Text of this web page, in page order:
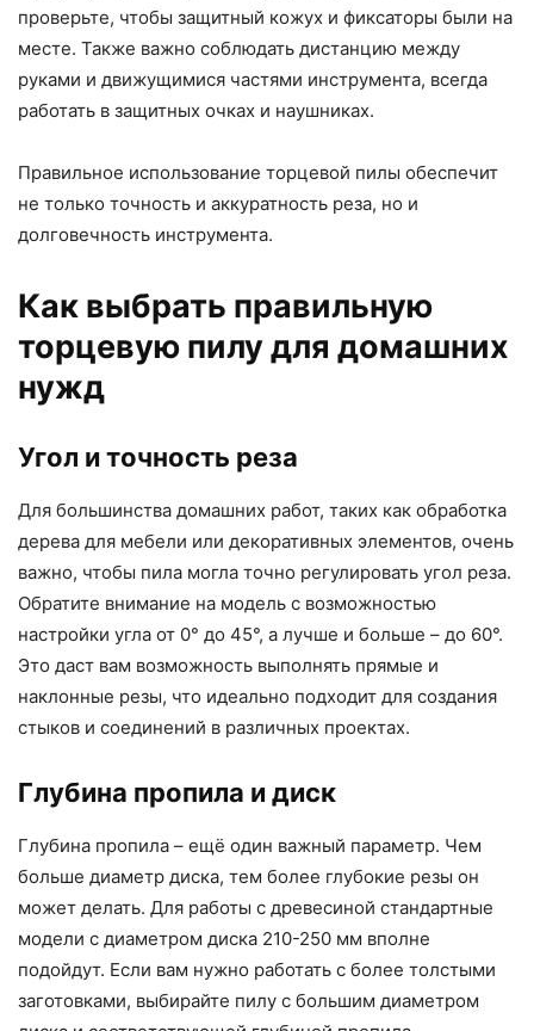
проверьте, чтобы защитный кожух и фиксаторы были на
месте. Также важно соблюдать дистанцию между
руками и движущимися частями инструмента, всегда
работать в защитных очках и наушниках.
Правильное использование торцевой пилы обеспечит
не только точность и аккуратность реза, но и
долговечность инструмента.
Как выбрать правильную
торцевую пилу для домашних
нужд
Угол и точность реза
Для большинства домашних работ, таких как обработка
дерева для мебели или декоративных элементов, очень
важно, чтобы пила могла точно регулировать угол реза.
Обратите внимание на модель с возможностью
настройки угла от 0° до 45°, а лучше и больше – до 60°.
Это даст вам возможность выполнять прямые и
наклонные резы, что идеально подходит для создания
стыков и соединений в различных проектах.
Глубина пропила и диск
Глубина пропила – ещё один важный параметр. Чем
больше диаметр диска, тем более глубокие резы он
может делать. Для работы с древесиной стандартные
модели с диаметром диска 210-250 мм вполне
подойдут. Если вам нужно работать с более толстыми
заготовками, выбирайте пилу с большим диаметром